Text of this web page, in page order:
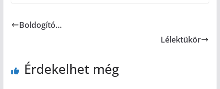
Boldogító…
Lélektükör
Érdekelhet még